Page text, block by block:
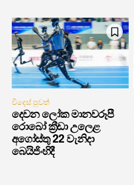
විදෙස් පුවත්
දෙවන ලෝක මානවරූපී
රොබෝ ක්‍රීඩා උලෙළ
අගෝස්තු 22 වැනිදා
බෙයිජිංහිදී